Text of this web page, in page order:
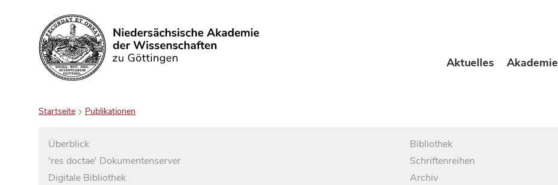
Suchen Aktuelles Akademie
Startseite Publikationen
Überblick
'res doctae' Dokumentenserver
Digitale Bibliothek
Bibliothek
Schriftenreihen
Archiv